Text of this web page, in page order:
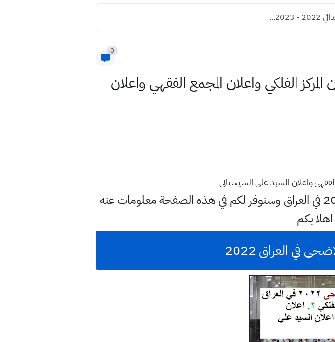
0
في العراق اعلان المركز الفلكي واعلان المجمع الفقهي واعلان
اهلا وسهلا اكثر البحث عن اول ايام عيد الاضحى 2022 في العراق وسنوفر لكم في هذه الصفحة معلومات عنه
بكم
في العراق 2022